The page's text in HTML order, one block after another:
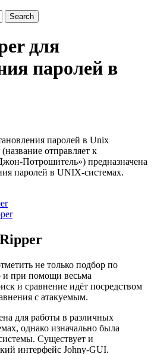
для
паролей в
отправляет к
Потрошитель») предназначена
паролей в UNIX-системах.
не только подбор по
при помощи весьма
и сравнение идёт посредством
с атакуемым.
для работы в различных
однако изначально была
Существует и
интерфейс Johny-GUI.